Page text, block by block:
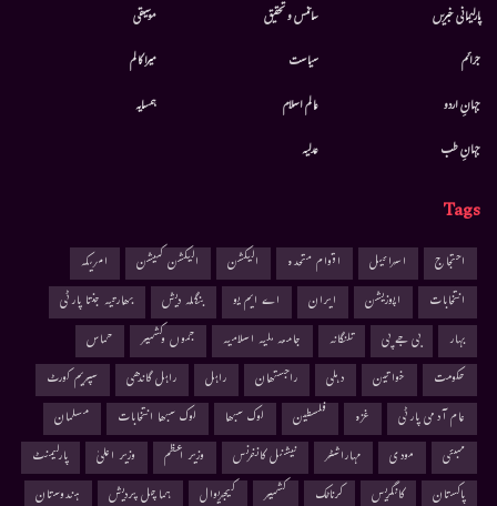
پارلیمانی خبریں
جرائم
جہانِ اردو
جہانِ طب
سائنس و تحقیق
سیاست
عالم اسلام
عدلیہ
موسيقى
میرا کالم
ہمسایہ
Tags
احتجاج اسرائیل اقوام متحدہ الیکشن الیکشن کمیشن
امریکہ
انتخابات
اپوزیشن ایران اے ایم یو بنگلہ دیش
بھارتیہ جنتا پارٹی
بہار
بی جے پی تلنگانہ جامعہ ملیہ اسلامیہ جموں وکشمیر
حماس
حکومت
خواتین دہلی راجستھان راہل راہل گاندھی
سپریم کورٹ
عام آدمی پارٹی
غزہ فلسطین لوک سبھا لوک سبھا انتخابات
مسلمان
ممبئی
مودی مہاراشٹر نیشنل کانفرنس وزیر اعظم وزیر اعلیٰ
پارلیمنٹ
پاکستان
کانگریس کرناٹک کشمیر کیجریوال ہماچل پردیش ہندوستان